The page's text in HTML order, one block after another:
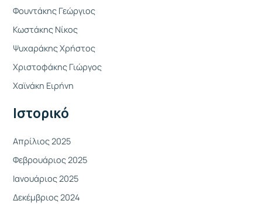
ή
τ
η
σ
η
ι
Φουντάκης Γεώργιος
Κωστάκης Νίκος
Ψυχαράκης Χρήστος
Χριστοφάκης Γιώργος
Χαϊνάκη Ειρήνη
Ιστορικό
Απρίλιος 2025
Φεβρουάριος 2025
Ιανουάριος 2025
Δεκέμβριος 2024